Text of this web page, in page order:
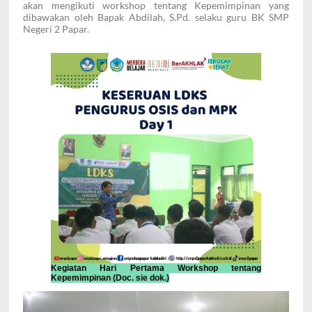
akan mengikuti workshop tentang Kepemimpinan yang
dibawakan oleh Bapak Abdilah, S.Pd. selaku guru BK SMP
Negeri 2 Papar.
Kegiatan Hari Pertama Workshop tentang
Kepemimpinan (Doc. sie dok.)